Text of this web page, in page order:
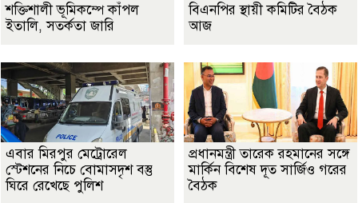
শক্তিশালী ভূমিকম্পে কাঁপল
ইতালি, সতর্কতা জারি
বিএনপির স্থায়ী কমিটির বৈঠক
আজ
এবার মিরপুর মেট্রোরেল
স্টেশনের নিচে বোমাসদৃশ বস্তু
ঘিরে রেখেছে পুলিশ
প্রধানমন্ত্রী তারেক রহমানের সঙ্গে
মার্কিন বিশেষ দূত সার্জিও গরের
বৈঠক